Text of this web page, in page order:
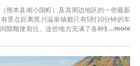
熊本县南小国町）及其周边地区的一些最新
景点距离黑川温泉镇都只有5到10分钟的车
隙顺便前往。这些地方充满了各种魅力，包
温泉的全新乐趣。